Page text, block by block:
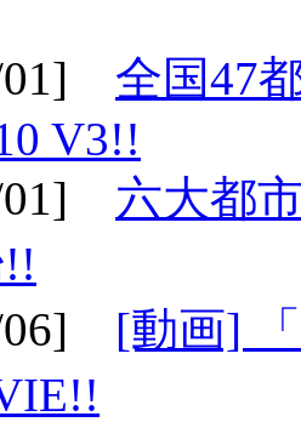
01] 全国47
V3!!
01] 六大都
06] [動画]